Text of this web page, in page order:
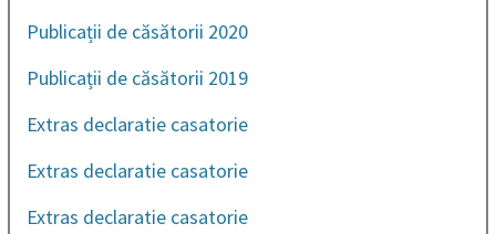
Publicații de căsătorii 2020
Publicații de căsătorii 2019
Extras declaratie casatorie
Extras declaratie casatorie
Extras declaratie casatorie